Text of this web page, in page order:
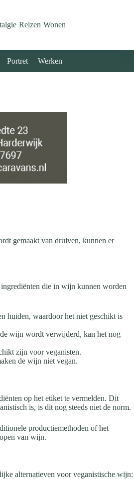
Reizen Wonen
Portret Werken
gemaakt van druiven, kunnen er
die in wijn kunnen worden
huiden, waardoor het niet geschikt is
wijn wordt verwijderd, kan het nog
zijn voor veganisten.
de wijn niet vegan.
op het etiket te vermelden. Dit
is, is dit nog steeds niet de norm.
productiemethoden of het
van wijn.
alternatieven voor veganistische wijn: